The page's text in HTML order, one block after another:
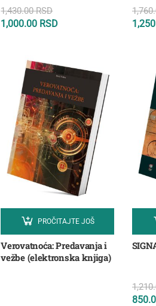
1,430.00RSD
1,000.00 RSD
Verovatnoća: Predavanja i
vežbe (elektronska knjiga)
PROČITAJTE JOŠ